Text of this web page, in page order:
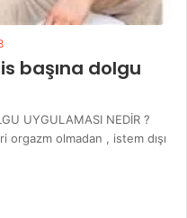
başına dolgu
UYGULAMASI NEDİR ?
orgazm olmadan , istem dışı